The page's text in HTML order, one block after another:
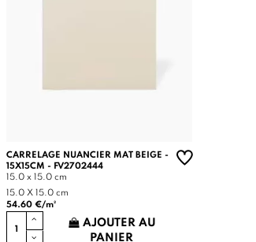
CARRELAGE NUANCIER MAT BEIGE -
15X15CM - FV2702444
15.0 x 15.0 cm
15.0 X 15.0 cm
54.60 €/m²
AJOUTER AU
PANIER